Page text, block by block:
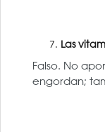
Las
Falso. No
engordan;